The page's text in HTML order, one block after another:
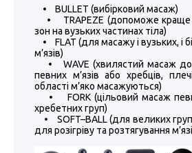
• BULLET (вибірковий масаж)
• TRAPEZE (допоможе краще
зон на вузьких частинах тіла)
• FLAT (для масажу і вузьких, і
м’язів)
• WAVE (хвилястий масаж
певних м’язів або хребців,
області м’яко масажуються)
• FORK (цільовий масаж
хребетних груп)
• SOFT–BALL (для великих груп
для розігріву та розтягування